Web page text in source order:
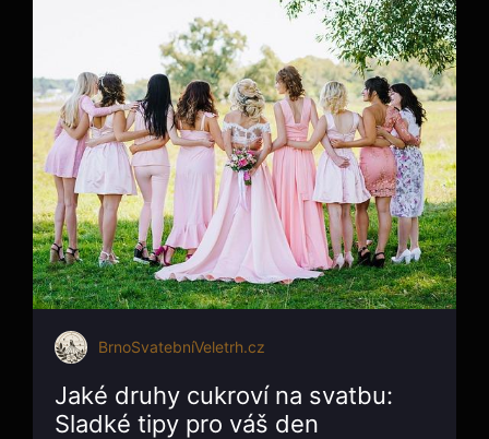
BrnoSvatebníVeletrh.cz
Jaké druhy cukroví na svatbu:
Sladké tipy pro váš den